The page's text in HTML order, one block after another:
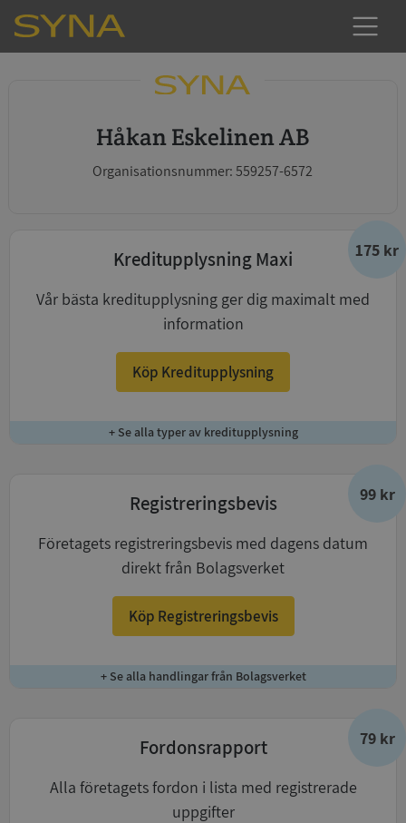
Håkan Eskelinen AB
Organisationsnummer: 559257-6572
175 kr
Kreditupplysning Maxi
Vår bästa kreditupplysning ger dig maximalt med
information
Köp Kreditupplysning
+ Se alla typer av kreditupplysning
99 kr
Registreringsbevis
Företagets registreringsbevis med dagens datum
direkt från Bolagsverket
Köp Registreringsbevis
+ Se alla handlingar från Bolagsverket
79 kr
Fordonsrapport
Alla företagets fordon i lista med registrerade
uppgifter